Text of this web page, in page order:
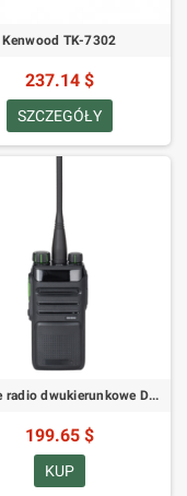
Kenwood TK-7302
237.14 $
SZCZEGÓŁY
Cyfrowe radio dwukierunkowe DMR Hytera BD555
199.65 $
KUP